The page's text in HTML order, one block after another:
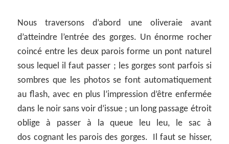
Nous traversons d’abord une oliveraie avant
d’atteindre l’entrée des gorges. Un énorme rocher
coincé entre les deux parois forme un pont naturel
sous lequel il faut passer ; les gorges sont parfois si
sombres que les photos se font automatiquement
au flash, avec en plus l’impression d’être enfermée
dans le noir sans voir d’issue ; un long passage étroit
oblige à passer à la queue leu leu, le sac à
dos cognant les parois des gorges. Il faut se hisser,